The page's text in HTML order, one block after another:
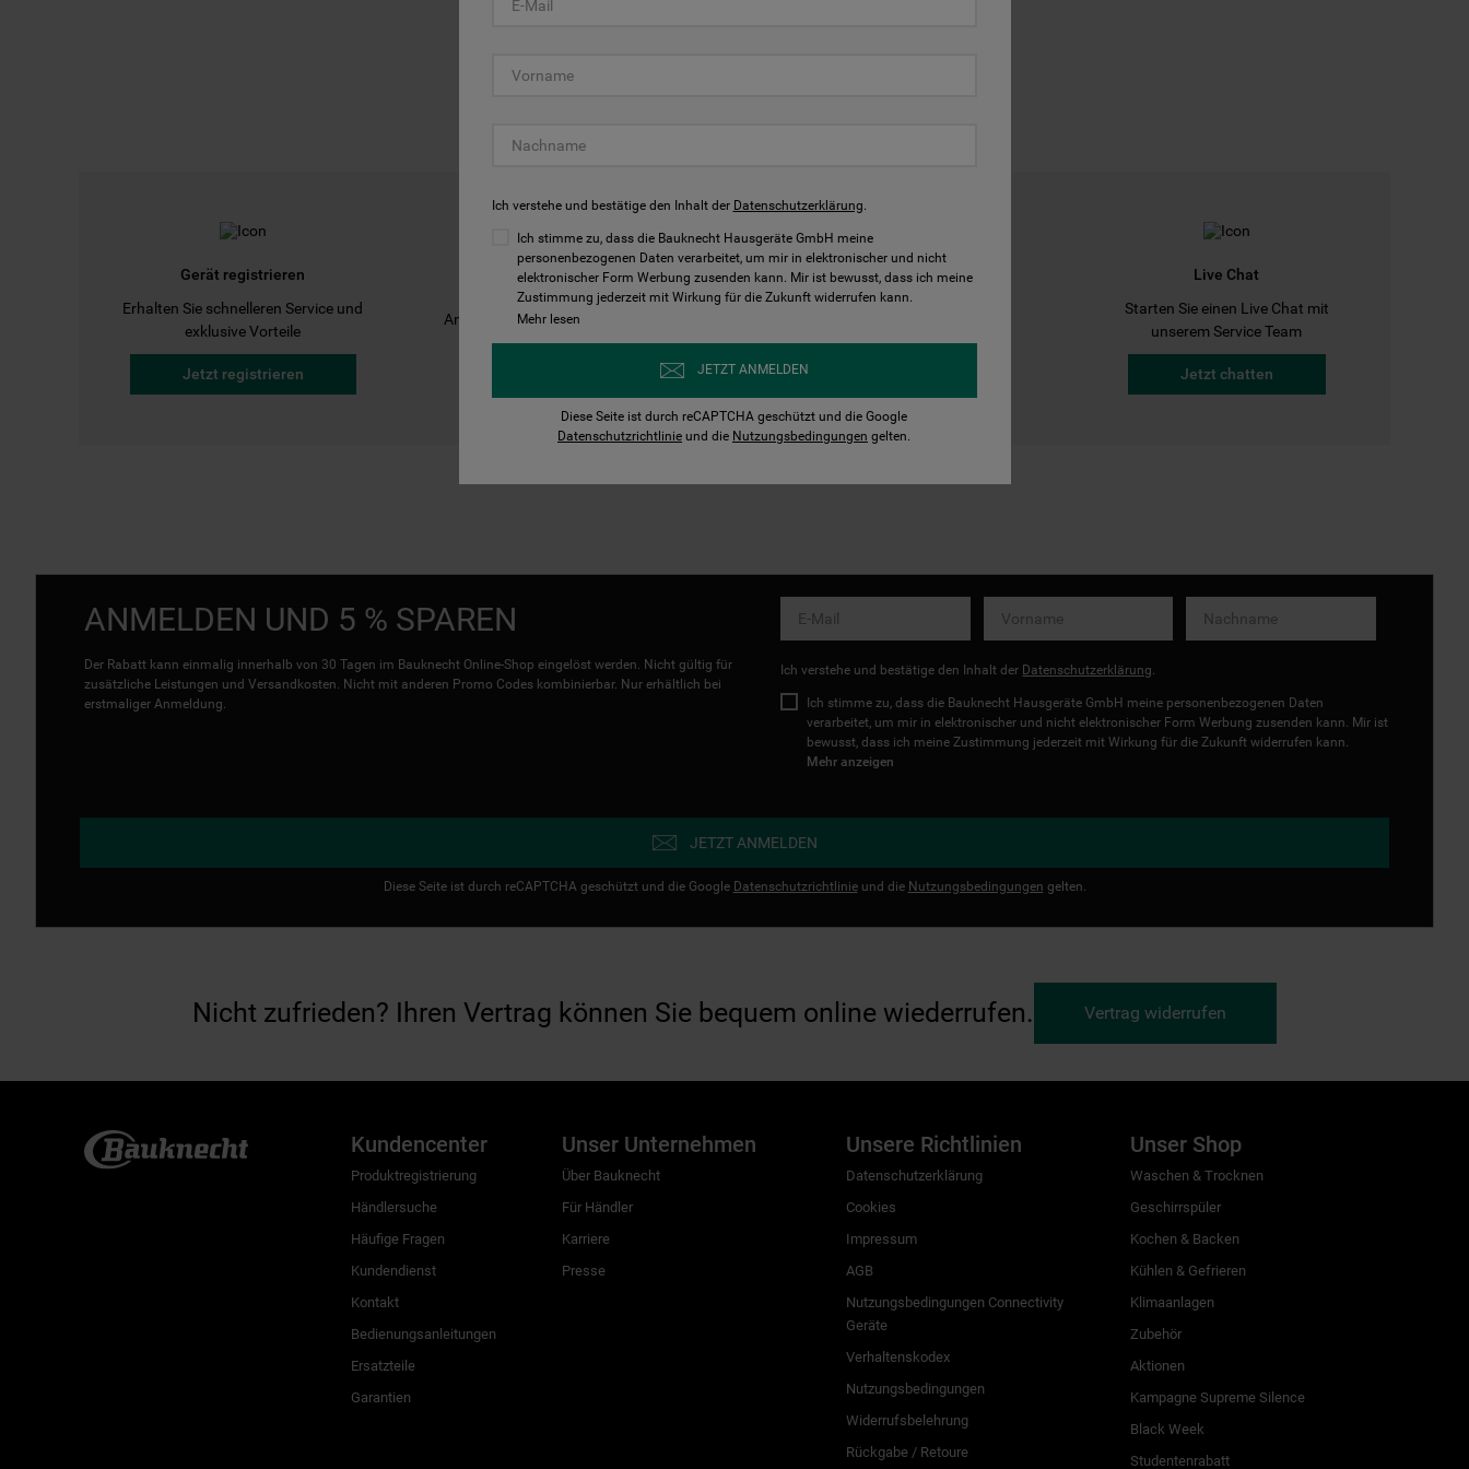
Gerät registrieren
Erhalten Sie schnelleren Service und
exklusive Vorteile
Jetzt registrieren
Bedienungsanleitungen
Anleitungen finden und herunterladen
Kontakt
Live Chat
Starten Sie einen Live Chat mit
unserem Service Team
Jetzt chatten
ANMELDEN UND 5 % SPAREN
Der Rabatt kann einmalig innerhalb von 30 Tagen im Bauknecht Online-Shop eingelöst werden. Nicht gültig für
zusätzliche Leistungen und Versandkosten. Nicht mit anderen Promo Codes kombinierbar. Nur erhältlich bei
erstmaliger Anmeldung.
Ich verstehe und bestätige den Inhalt der Datenschutzerklärung
Ich stimme zu, dass die Bauknecht Hausgeräte GmbH meine personenbezogenen Daten
verarbeitet, um mir in elektronischer und nicht elektronischer Form Werbung zusenden kann. Mir ist
bewusst, dass ich meine Zustimmung jederzeit mit Wirkung für die Zukunft widerrufen kann.
Mehr anzeigen
JETZT ANMELDEN
Diese Seite ist durch reCAPTCHA geschützt und die Google Datenschutzrichtlinieund die Nutzungsbedingungen gelten.
Nicht zufrieden? Ihren Vertrag können Sie bequem online wiederrufen. Vertrag widerrufen
Kundencenter
Produktregistrierung
Händlersuche
Häufige Fragen
Kundendienst
Kontakt
Bedienungsanleitungen
Ersatzteile
Garantien
Unser Unternehmen
Über Bauknecht
Für Händler
Karriere
Presse
Unsere Richtlinien
Datenschutzerklärung
Cookies
Impressum
AGB
Nutzungsbedingungen Connectivity
Geräte
Verhaltenskodex
Nutzungsbedingungen
Widerrufsbelehrung
Rückgabe / Retoure
Unser Shop
Waschen & Trocknen
Geschirrspüler
Kochen & Backen
Kühlen & Gefrieren
Klimaanlagen
Zubehör
Aktionen
Kampagne Supreme Silence
Black Week
Studentenrabatt
Ich verstehe und bestätige den Inhalt der Datenschutzerklärung.
Ich stimme zu, dass die Bauknecht Hausgeräte GmbH meine
personenbezogenen Daten verarbeitet, um mir in elektronischer und nicht
elektronischer Form Werbung zusenden kann. Mir ist bewusst, dass ich meine
Zustimmung jederzeit mit Wirkung für die Zukunft widerrufen kann.
Mehr lesen
JETZT ANMELDEN
Diese Seite ist durch reCAPTCHA geschützt und die Google
Datenschutzrichtlinie und die Nutzungsbedingungen gelten.